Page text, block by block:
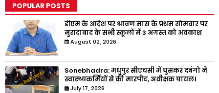
POPULAR POSTS
डीएम के आदेश पर श्रावण मास के प्रथम सोमवार पर
मुरादाबाद के सभी स्कूलों में 3 अगस्त को अवकाश
August 02, 2026
Sonebhadra: मधुपुर सीएचसी में घुसकर दबंगो ने
स्वास्थ्यकर्मियों से की मारपीट, अधीक्षक घायल।
July 17, 2026